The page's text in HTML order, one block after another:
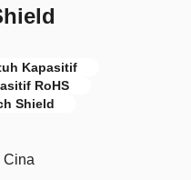
Kapasitif
RoHS
Shield
Cina